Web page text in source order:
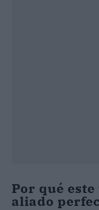
Por qué
aliado